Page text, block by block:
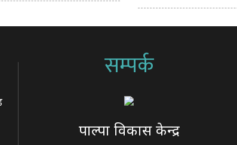
सम्पर्क
पाल्पा विकास केन्द्र